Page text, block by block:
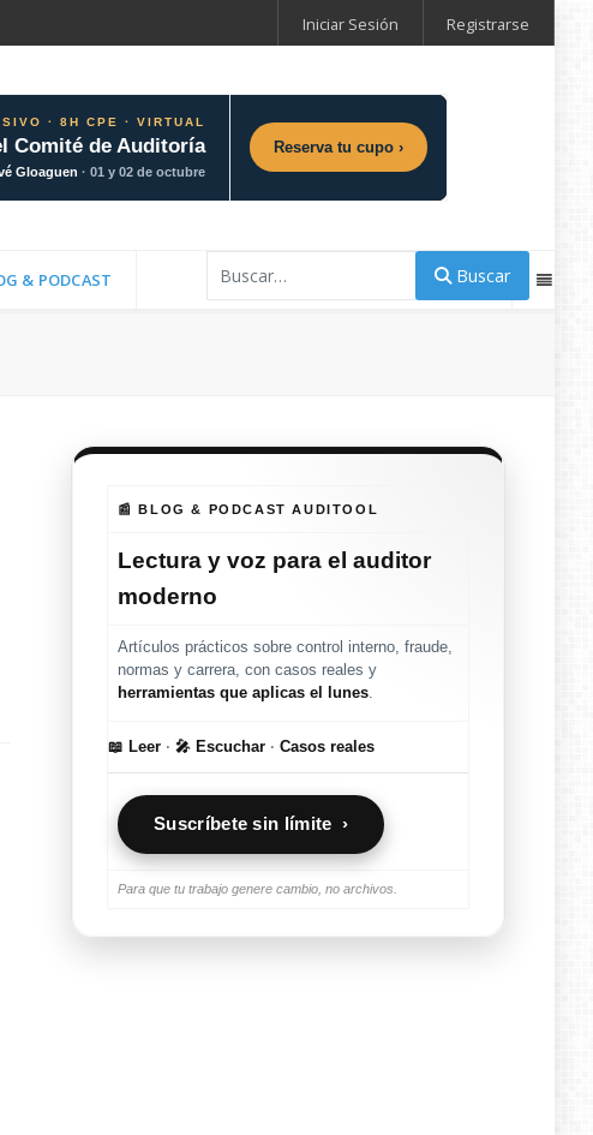
Iniciar Sesión Registrarse
· 8H CPE · VIRTUAL
Comité de Auditoría
Gloaguen · 01 y 02 de octubre
Reserva tu cupo ›
& PODCAST Buscar
📰 BLOG & PODCAST AUDITOOL
Lectura y voz para el auditor
moderno
Artículos prácticos sobre control interno, fraude,
normas y carrera, con casos reales y
herramientas que aplicas el lunes
📖 Leer · 🎤 Escuchar · Casos reales
Suscríbete sin límite ›
Para que tu trabajo genere cambio, no archivos.